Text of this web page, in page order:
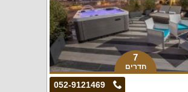
7
חדרים
052-9121469